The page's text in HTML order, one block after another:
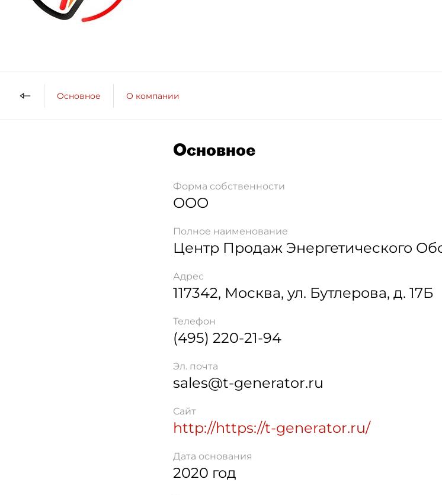
Основное О компании
Основное
Форма собственности
ООО
Полное наименование
Центр Продаж Энергетического
Адрес
117342, Москва, ул. Бутлерова, д. 17Б
Телефон
(495) 220-21-94
Эл. почта
sales@t-generator.ru
Сайт
http://https://t-generator.ru/
Дата основания
2020 год